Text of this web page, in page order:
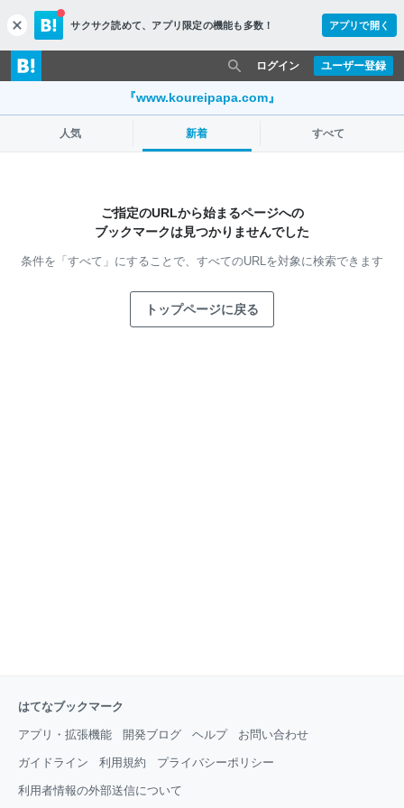
c
l
o
s
サクサク読めて、 アプリ限定の機能も多数！ アプリで開く
ユーザー登録
ログイン
『www.koureipapa.com』
人気 新着 すべて
ご指定のURLから始まるページへの
ブックマークは見つかりませんでした
条件を「すべて」にすることで、 すべてのURLを対象に検索できます
トップページに戻る
はてなブックマーク
アプリ・拡張機能 開発ブログ ヘルプ お問い合わせ
ガイドライン 利用規約 プライバシーポリシー
利用者情報の外部送信について